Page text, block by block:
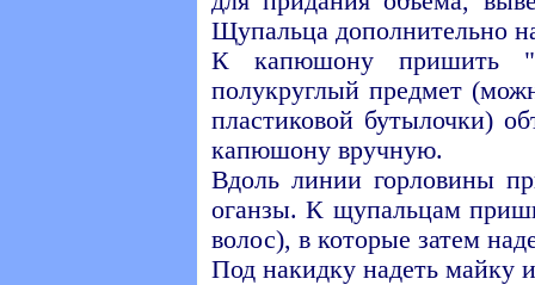
Щупальца дополнительно
К капюшону пришить
полукруглый предмет
пластиковой бутылочки)
капюшону вручную.
Вдоль линии горловины
оганзы. К щупальцам
волос), в которые затем
Под накидку надеть майку